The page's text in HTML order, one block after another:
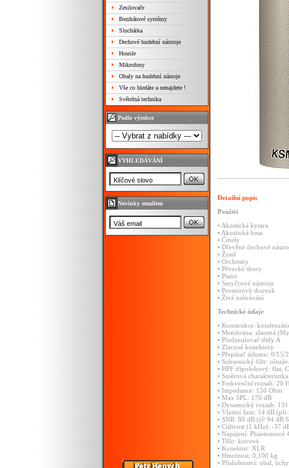
Zesilovače
Bezdrátové systémy
Sluchátka
Dechové hudební nástroje
Housle
Mikrofony
Obaly na hudební nástoje
Vše co hledáte a nenajdete !
Světelná technika
Podle výrobce
VYHLEDÁVÁNÍ
Novinky emailem
Detailní popis
Použití
• Akustická kytara
• Akustická basa
• Činely
• Dřevěné dechové
• Žestě
• Orchestry
• Pěvecké sbory
• Piano
• Smyčcové nástroje
• Prostorový dozvuk
• Živé nahrávání
Technické údaje
• Konstrukce:
• Membrána: zlacená
• Předzesilovač třídy A
• Zlacené konektory
• Přepínač útlumu: 0/15/
• Subsonický filtr:
• HPF třípolohový: flat,
• Směrová charakteristika:
• Frekvenční rozsah: 20
• Impedance: 150 Ohm
• Max SPL: 170 dB
• Dynamický rozsah: 131
• Vlastní šum: 14 dB (při
• SNR: 80 dB (@ 94 dB
• Citlivost (1 kHz): -37
• Napájení: Phantomové
• Tělo: kovové
• Konektor: XLR
• Hmotnost: 0,100 kg
• Příslušenství: obal,